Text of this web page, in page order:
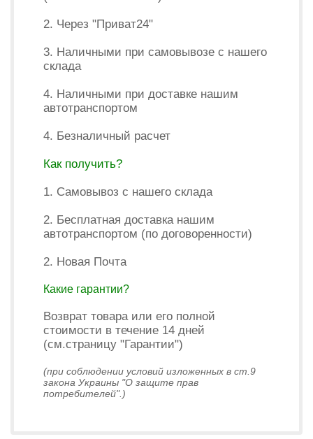
2. Через "Приват24"
3. Наличными при самовывозе с нашего
склада
4. Наличными при доставке нашим
автотранспортом
4. Безналичный расчет
Как получить?
1. Самовывоз с нашего склада
2. Бесплатная доставка нашим
автотранспортом (по договоренности)
2. Новая Почта
Какие гарантии?
Возврат товара или его полной
стоимости в течение 14 дней
(см.страницу "Гарантии")
(при соблюдении условий изложенных в ст.9
закона Украины "О защите прав
потребителей".)